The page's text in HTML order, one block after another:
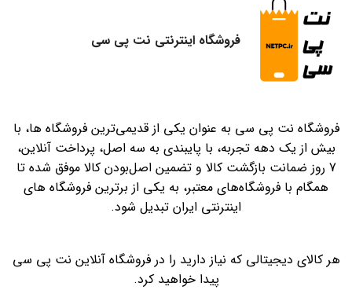
فروشگاه اینترنتی نت پی سی
فروشگاه نت پی سی به عنوان یکی از قدیمی‌ترین فروشگاه ها، با
بیش از یک دهه تجربه، با پایبندی به سه اصل، پرداخت آنلاین،
7 روز ضمانت بازگشت کالا و تضمین اصل‌بودن کالا موفق شده تا
همگام با فروشگاه‌های معتبر، به یکی از برترین فروشگاه های
اینترنتی ایران تبدیل شود.
هر کالای دیجیتالی که نیاز دارید را در فروشگاه آنلاین نت پی سی
پیدا خواهید کرد.